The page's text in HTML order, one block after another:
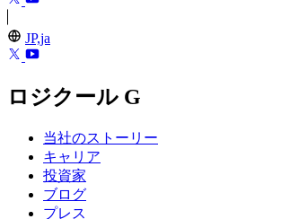
JP,ja
ロジクール G
当社のストーリー
キャリア
投資家
ブログ
プレス